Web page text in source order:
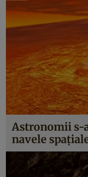
Astronomii s-
navele